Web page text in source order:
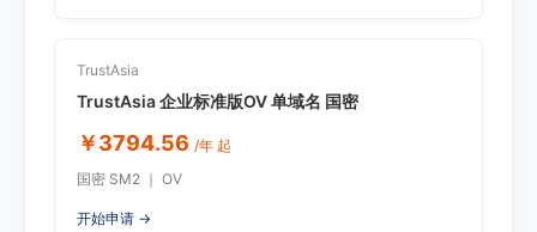
TrustAsia
TrustAsia 企业标准版OV 单域名 国密
￥3794.56 /年 起
国密 SM2 ｜ OV
开始申请 →